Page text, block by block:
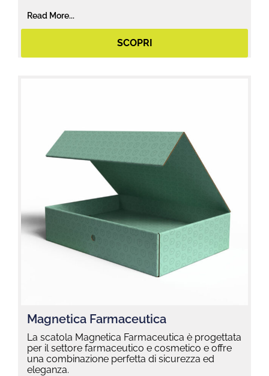
Read More...
SCOPRI
Magnetica Farmaceutica
La scatola Magnetica Farmaceutica è progettata
per il settore farmaceutico e cosmetico e offre
una combinazione perfetta di sicurezza ed
eleganza.